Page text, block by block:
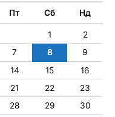
Пт Сб Нд
1
2
7 8
9
14 15
16
21 22
23
28 29
30